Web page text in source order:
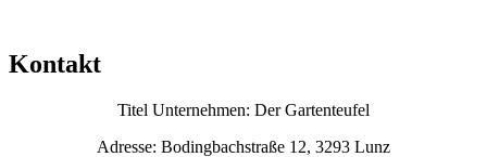
Kontakt
Titel Unternehmen: Der Gartenteufel
Adresse: Bodingbachstraße 12, 3293 Lunz